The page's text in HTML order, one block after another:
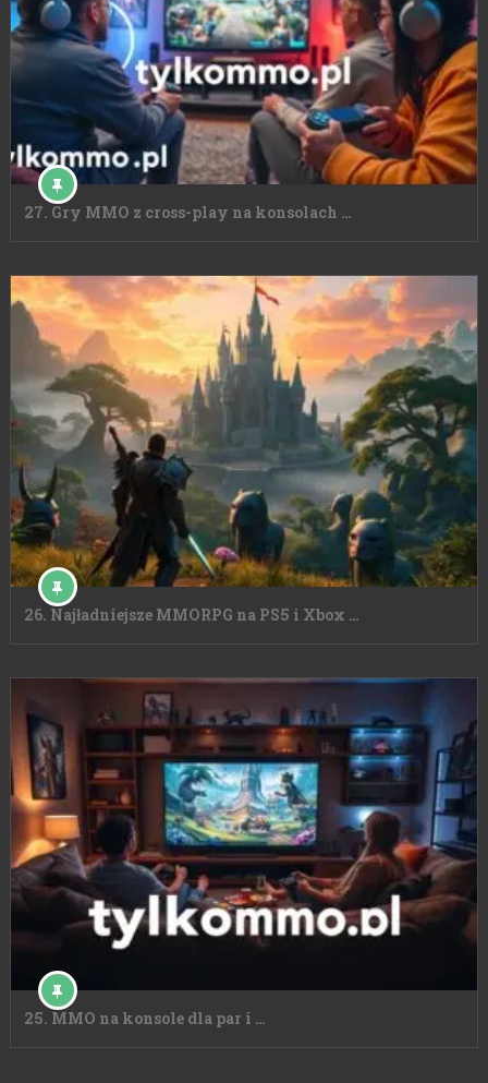
27. Gry MMO z cross-play na konsolach …
26. Najładniejsze MMORPG na PS5 i Xbox …
25. MMO na konsole dla par i …